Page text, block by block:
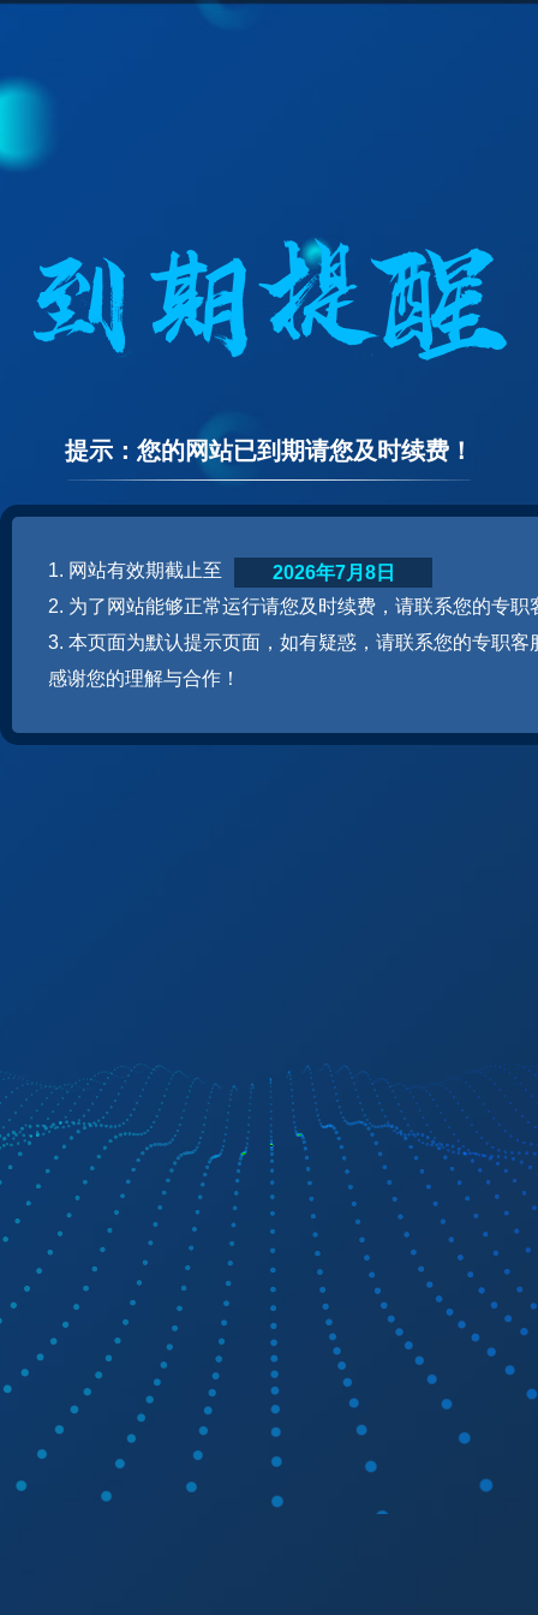
提示：您的网站已到期请您及时续费！
1. 网站有效期截止至
2. 为了网站能够正常运行请您及时续费，请联系您的专职
3. 本页面为默认提示页面，如有疑惑，请联系您的专职客
感谢您的理解与合作！
2026年7月8日